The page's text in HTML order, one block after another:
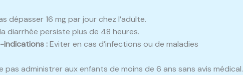
dépasser 16 mg par jour chez l’adulte.
diarrhée persiste plus de 48 heures.
indications :Eviter en cas d’infections ou de maladies
pas administrer aux enfants de moins de 6 ans sans avis médical.